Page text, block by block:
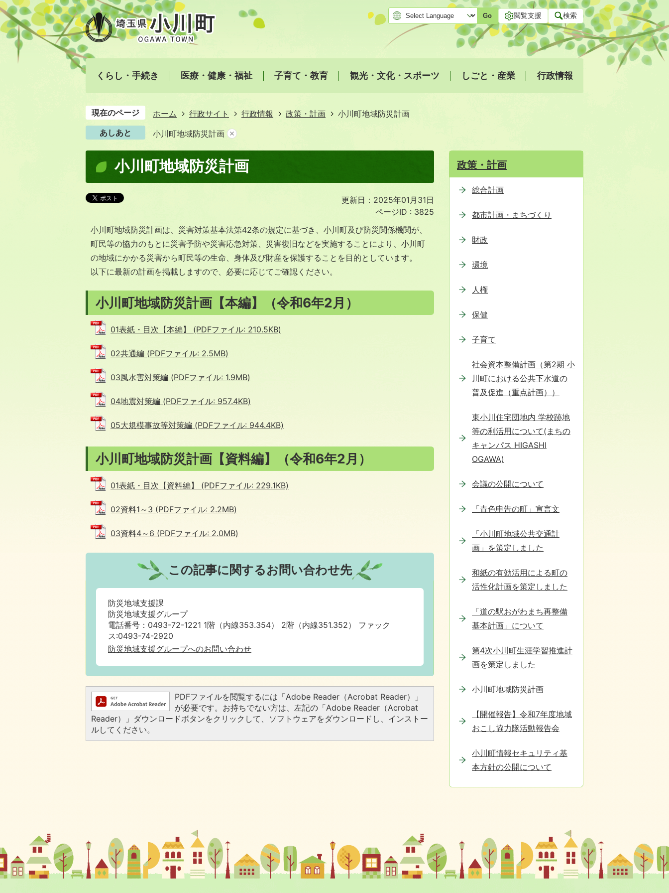
Go 閲覧支援 検索
くらし・手続き 医療・健康・福祉 子育て・教育 観光・文化・スポーツ しごと・産業 行政情報
現在のページ ホーム 行政サイト 行政情報 政策・計画
小川町地域防災計画
あしあと
小川町地域防災計画
小川町地域防災計画
更新日：2025年01月31日
ページID : 3825
小川町地域防災計画は、災害対策基本法第42条の規定に基づき、小川町及び防災関係機関が、
町民等の協力のもとに災害予防や災害応急対策、災害復旧などを実施することにより、小川町
の地域にかかる災害から町民等の生命、身体及び財産を保護することを目的としています。
以下に最新の計画を掲載しますので、必要に応じてご確認ください。
小川町地域防災計画【本編】（令和6年2月）
01表紙・目次【本編】 (PDFファイル: 210.5KB)
02共通編 (PDFファイル: 2.5MB)
03風水害対策編 (PDFファイル: 1.9MB)
04地震対策編 (PDFファイル: 957.4KB)
05大規模事故等対策編 (PDFファイル: 944.4KB)
小川町地域防災計画【資料編】（令和6年2月）
01表紙・目次【資料編】 (PDFファイル: 229.1KB)
02資料1～3 (PDFファイル: 2.2MB)
03資料4～6 (PDFファイル: 2.0MB)
この記事に関するお問い合わせ先
防災地域支援課
防災地域支援グループ
電話番号：0493-72-1221 1階（内線353.354） 2階（内線351.352） ファック
ス:0493-74-2920
防災地域支援グループへのお問い合わせ
PDFファイルを閲覧するには「Adobe Reader（Acrobat Reader）」
が必要です。お持ちでない方は、左記の「Adobe Reader（Acrobat
Reader）」ダウンロードボタンをクリックして、ソフトウェアをダウンロードし、インストー
ルしてください。
政策・計画
総合計画
都市計画・まちづくり
財政
環境
人権
保健
子育て
社会資本整備計画（第2期 小
川町における公共下水道の
普及促進（重点計画））
東小川住宅団地内 学校跡地
等の利活用について(まちの
キャンパス HIGASHI
OGAWA)
会議の公開について
「青色申告の町」宣言文
「小川町地域公共交通計
画」を策定しました
和紙の有効活用による町の
活性化計画を策定しました
「道の駅おがわまち再整備
基本計画」について
第4次小川町生涯学習推進計
画を策定しました
小川町地域防災計画
【開催報告】令和7年度地域
おこし協力隊活動報告会
小川町情報セキュリティ基
本方針の公開について